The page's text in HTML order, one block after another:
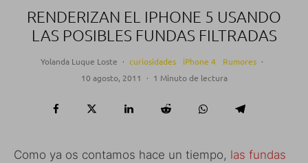
RENDERIZAN EL IPHONE 5 USANDO
LAS POSIBLES FUNDAS FILTRADAS
Yolanda Luque Loste · curiosidades iPhone 4 Rumores ·
10 agosto, 2011
· 1 Minuto de lectura
Como ya os contamos hace un tiempo, las fundas